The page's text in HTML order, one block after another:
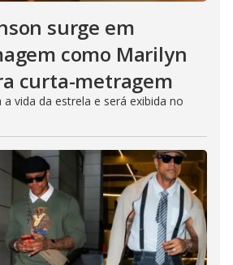
surge em
como Marilyn
curta-metragem
vida da estrela e será exibida no